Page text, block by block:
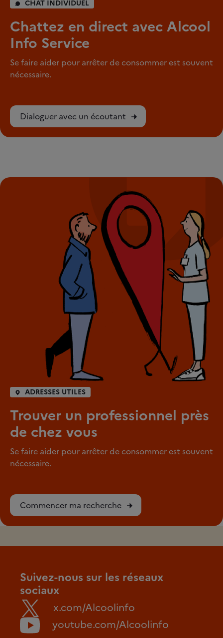
CHAT INDIVIDUEL
Chattez en direct avec Alcool
Info Service
Se faire aider pour arrêter de consommer est souvent
nécessaire.
Dialoguer avec un écoutant
ADRESSES UTILES
Trouver un professionnel près
de chez vous
Se faire aider pour arrêter de consommer est souvent
nécessaire.
Commencer ma recherche
Suivez-nous sur les réseaux
sociaux
x.com/Alcoolinfo
youtube.com/Alcoolinfo